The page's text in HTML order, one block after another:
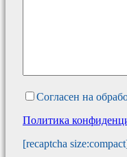
Согласен на
Политика
[recaptcha